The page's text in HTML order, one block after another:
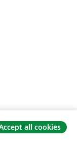
all cookies